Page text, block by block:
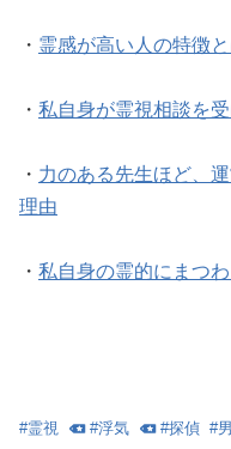
・ 霊感が高い人の特徴
・ 私自身が霊視相談を
・ 力のある先生ほど、
理由
・ 私自身の霊的にまつ
#霊視 #浮気 #探偵 #